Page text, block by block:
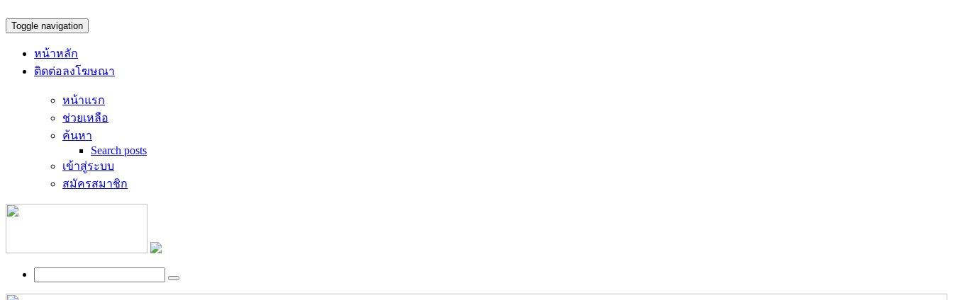
Toggle navigation
หน้าหลัก
ติดต่อลงโฆษณา
หน้าแรก
ช่วยเหลือ
ค้นหา
Search posts
เข้าสู่ระบบ
สมัครสมาชิก